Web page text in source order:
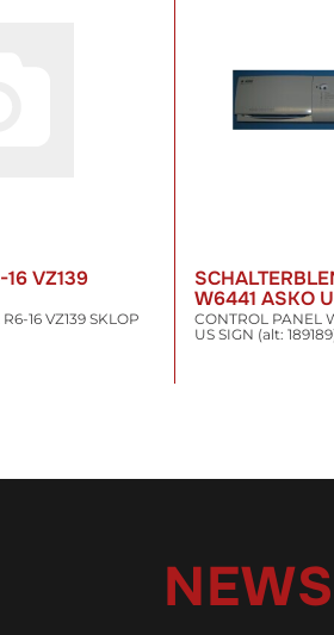
VZ139
16 VZ139 SKLOP
W6441 ASKO
CONTROL PANEL
US SIGN (alt: